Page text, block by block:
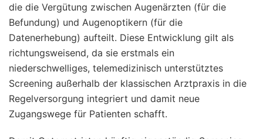
die die Vergütung zwischen Augenärzten (für die
Befundung) und Augenoptikern (für die
Datenerhebung) aufteilt. Diese Entwicklung gilt als
richtungsweisend, da sie erstmals ein
niederschwelliges, telemedizinisch unterstütztes
Screening außerhalb der klassischen Arztpraxis in die
Regelversorgung integriert und damit neue
Zugangswege für Patienten schafft.